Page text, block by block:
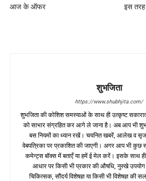
आज के ऑफर
इस
शुभजिता
https://www.shubhjita.com/
शुभजिता की कोशिश समस्याओं के साथ ही उत्कृष्ट
को साभार संग्रहित कर आगे ले जाना है। अब आप भी
बस नियमों का ध्यान रखें। चयनित खबरें, आलेख व
वेबपत्रिका पर प्रकाशित की जाएगी। अगर आप भी कुछ
कमेन्ट्स बॉक्स में बताएँ या हमें ई मेल करें। इसके साथ
आधार पर किसी भी प्रकार की औषधि, नुस्खे उपयोग
चिकित्सक, सौंदर्य विशेषज्ञ या किसी भी विशेषज्ञ की